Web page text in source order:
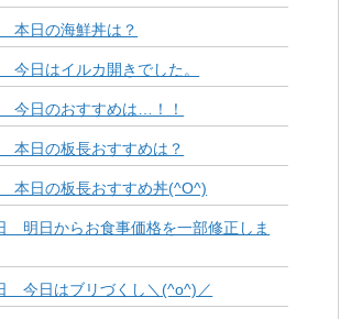
本日の海鮮丼は？
日はイルカ開きでした。
今日のおすすめは…！！
本日の板長おすすめは？
本日の板長おすすめ丼(^O^)
明日からお食事価格を一部修正しま
今日はブリづくし＼(^o^)／